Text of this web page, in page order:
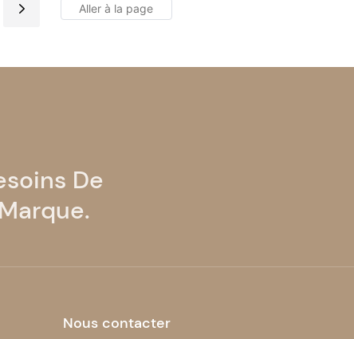
De
Nous contacter